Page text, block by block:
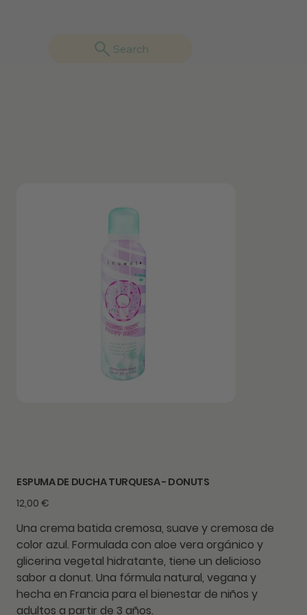
Search
ESPUMA DE DUCHA TURQUESA - DONUTS
Precio
12,00 €
Una crema batida cremosa, suave y cremosa de
color azul. Formulada con aloe vera orgánico y
glicerina vegetal hidratante, tiene un delicioso
sabor a donut. Una fórmula natural, vegana y
hecha en Francia para el bienestar de niños y
adultos a partir de 3 años.